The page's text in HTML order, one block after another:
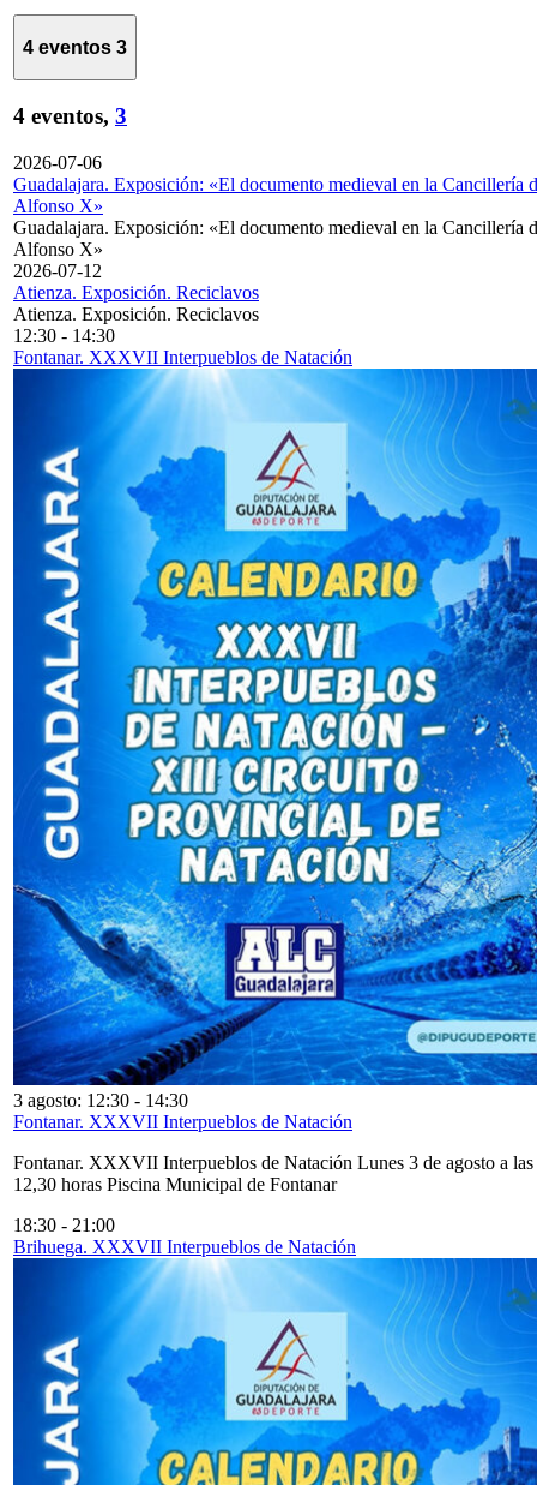
4 eventos 3
4 eventos, 3
2026-07-06
Guadalajara. Exposición: «El documento medieval en la Cancillería
Alfonso X»
Guadalajara. Exposición: «El documento medieval en la Cancillería
Alfonso X»
2026-07-12
Atienza. Exposición. Reciclavos
Atienza. Exposición. Reciclavos
12:30 - 14:30
Fontanar. XXXVII Interpueblos de Natación
3 agosto: 12:30 - 14:30
Fontanar. XXXVII Interpueblos de Natación
Fontanar. XXXVII Interpueblos de Natación Lunes 3 de agosto a las
12,30 horas Piscina Municipal de Fontanar
18:30 - 21:00
Brihuega. XXXVII Interpueblos de Natación